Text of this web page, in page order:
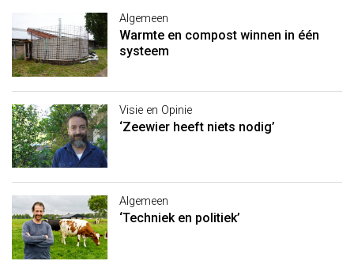
Algemeen
Warmte en compost winnen in één
systeem
Visie en Opinie
‘Zeewier heeft niets nodig’
Algemeen
‘Techniek en politiek’